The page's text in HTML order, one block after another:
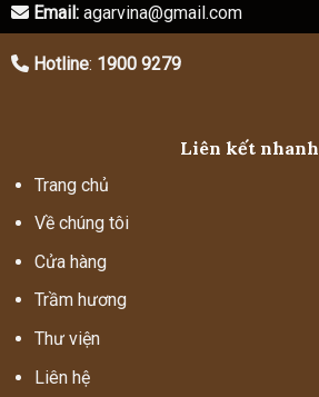
Email: agarvina@gmail.com
Hotline: 1900 9279
Liên kết nhanh
Trang chủ
Về chúng tôi
Cửa hàng
Trầm hương
Thư viện
Liên hệ